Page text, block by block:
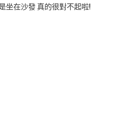
坐在沙發 真的很對不起啦!